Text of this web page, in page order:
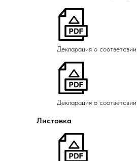
Декларация о
Декларация о
Листовка